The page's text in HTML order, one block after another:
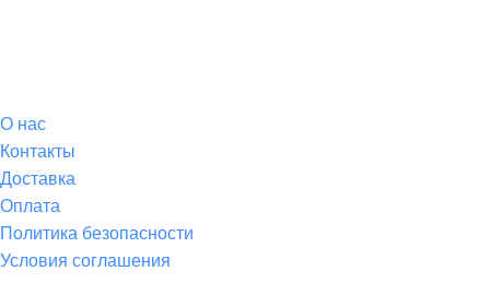
О нас
Контакты
Доставка
Оплата
Политика безопасности
Условия соглашения